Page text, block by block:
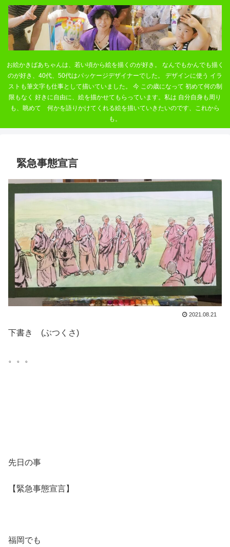
お絵かきばあちゃんは、若い頃から絵を描くのが好き。 なんでもかんでも描く
のが好き、40代、50代はパッケージデザイナーでした。 デザインに使う イラ
ストも筆文字も仕事として描いていました。 今 この歳になって 初めて何の制
限もなく 好きに自由に、絵を描かせてもらっています。私は 自分自身も周り
も、眺めて 何かを語りかけてくれる絵を描いていきたいのです、これから
も。
緊急事態宣言
2021.08.21
下書き (ぶつくさ)
。。。
先日の事
【緊急事態宣言】
福岡でも